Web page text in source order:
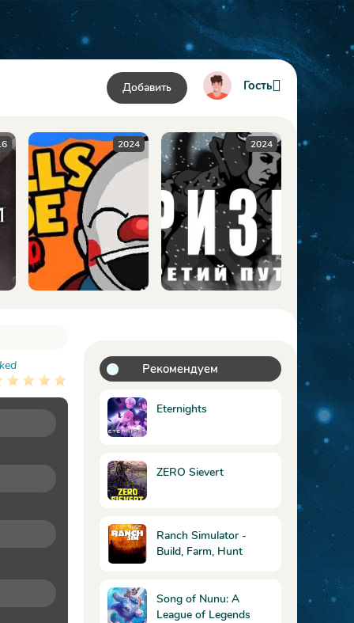
Добавить Гость
2024 2009
Рекомендуем
Eternights
ZERO Sievert
Ranch Simulator -
Build, Farm, Hunt
Song of Nunu: A
League of Legends